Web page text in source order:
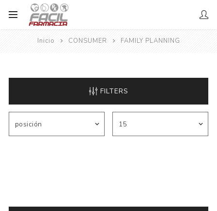
Inicio CONSUMER FAMILY PLANNING
FILTERS